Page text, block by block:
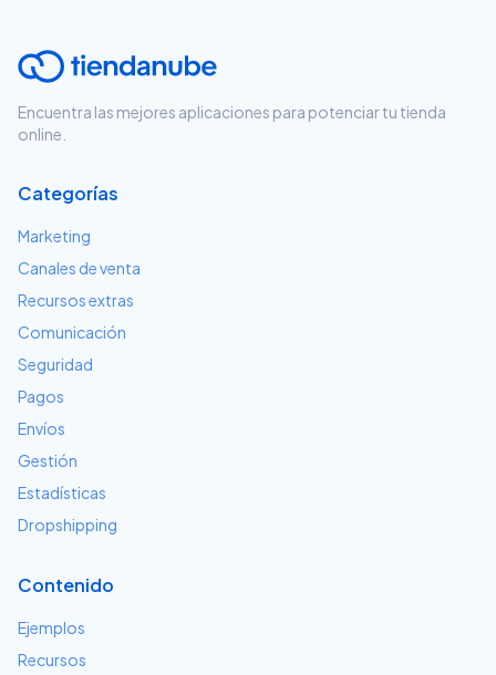
Encuentra las mejores aplicaciones para potenciar tu tienda
online.
Categorías
Marketing
Canales de venta
Recursos extras
Comunicación
Seguridad
Pagos
Envíos
Gestión
Estadísticas
Dropshipping
Contenido
Ejemplos
Recursos